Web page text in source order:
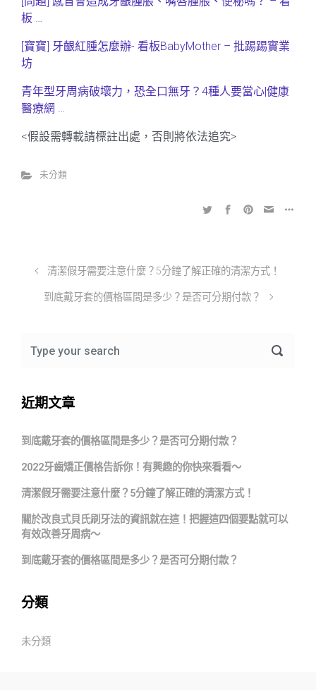
板 …
[寶寶] 牙齦紅腫怎麼辦- 看板BabyMother – 批踢踢實業
坊
青年型牙周病破壞力，恐全口無牙？4種人要當心|健康
醫療網 …
<假設需轉載請標註出處，否則將依法追究>
未分類
清潔假牙需要注意什麼？5分鐘了解正確的清潔方式！
到底戴牙套的價格區間是多少？是否可分期付款？
近期文章
到底戴牙套的價格區間是多少？是否可分期付款？
2022牙齒矯正價格告訴你！有興趣的你快來看看～
清潔假牙需要注意什麼？5分鐘了解正確的清潔方式！
關於改良式貝氏刷牙法的資訊就在這！把握這四個要點就可以
有效改善牙周病～
到底戴牙套的價格區間是多少？是否可分期付款？
分類
未分類